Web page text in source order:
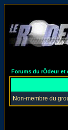
Forums du rÔdeur et
Non-membre du